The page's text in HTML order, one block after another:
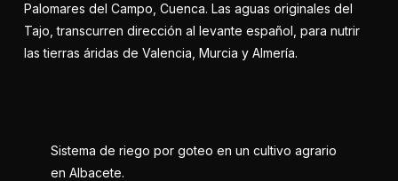
Palomares del Campo, Cuenca. Las aguas originales del
Tajo, transcurren dirección al levante español, para nutrir
las tierras áridas de Valencia, Murcia y Almería.
Sistema de riego por goteo en un cultivo agrario
en Albacete.